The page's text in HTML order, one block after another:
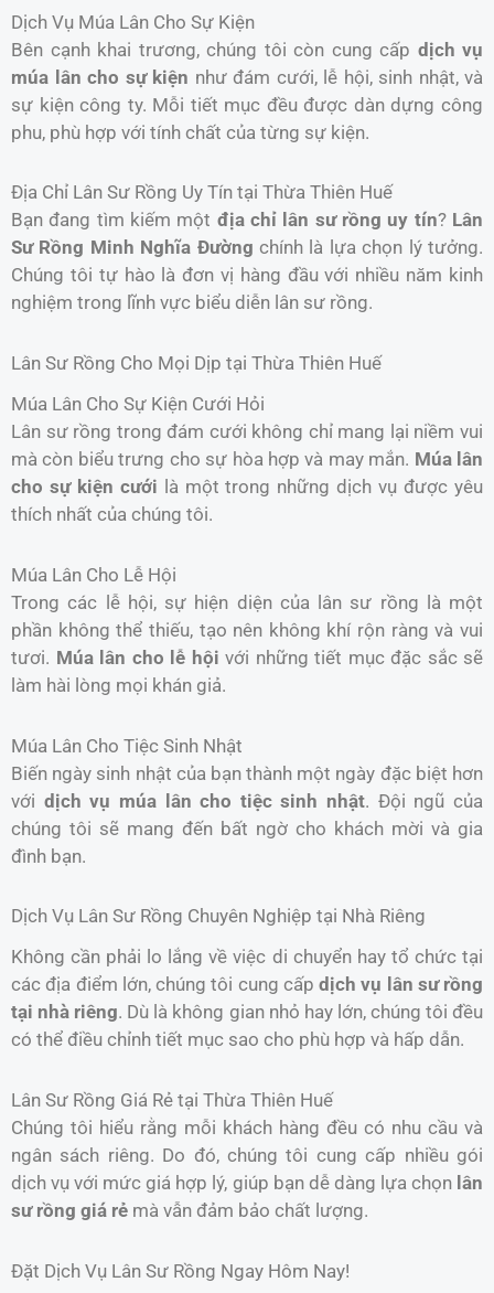
Dịch Vụ Múa Lân Cho Sự Kiện
Bên cạnh khai trương, chúng tôi còn cung cấp dịch vụ
múa lân cho sự kiện như đám cưới, lễ hội, sinh nhật, và
sự kiện công ty. Mỗi tiết mục đều được dàn dựng công
phu, phù hợp với tính chất của từng sự kiện.
Địa Chỉ Lân Sư Rồng Uy Tín tại Thừa Thiên Huế
Bạn đang tìm kiếm một địa chỉ lân sư rồng uy tín? Lân
Sư Rồng Minh Nghĩa Đường chính là lựa chọn lý tưởng.
Chúng tôi tự hào là đơn vị hàng đầu với nhiều năm kinh
nghiệm trong lĩnh vực biểu diễn lân sư rồng.
Lân Sư Rồng Cho Mọi Dịp tại Thừa Thiên Huế
Múa Lân Cho Sự Kiện Cưới Hỏi
Lân sư rồng trong đám cưới không chỉ mang lại niềm vui
mà còn biểu trưng cho sự hòa hợp và may mắn. Múa lân
cho sự kiện cưới là một trong những dịch vụ được yêu
thích nhất của chúng tôi.
Múa Lân Cho Lễ Hội
Trong các lễ hội, sự hiện diện của lân sư rồng là một
phần không thể thiếu, tạo nên không khí rộn ràng và vui
tươi. Múa lân cho lễ hội với những tiết mục đặc sắc sẽ
làm hài lòng mọi khán giả.
Múa Lân Cho Tiệc Sinh Nhật
Biến ngày sinh nhật của bạn thành một ngày đặc biệt hơn
với dịch vụ múa lân cho tiệc sinh nhật. Đội ngũ của
chúng tôi sẽ mang đến bất ngờ cho khách mời và gia
đình bạn.
Dịch Vụ Lân Sư Rồng Chuyên Nghiệp tại Nhà Riêng
Không cần phải lo lắng về việc di chuyển hay tổ chức tại
các địa điểm lớn, chúng tôi cung cấp dịch vụ lân sư rồng
tại nhà riêng. Dù là không gian nhỏ hay lớn, chúng tôi đều
có thể điều chỉnh tiết mục sao cho phù hợp và hấp dẫn.
Lân Sư Rồng Giá Rẻ tại Thừa Thiên Huế
Chúng tôi hiểu rằng mỗi khách hàng đều có nhu cầu và
ngân sách riêng. Do đó, chúng tôi cung cấp nhiều gói
dịch vụ với mức giá hợp lý, giúp bạn dễ dàng lựa chọn lân
sư rồng giá rẻ mà vẫn đảm bảo chất lượng.
Đặt Dịch Vụ Lân Sư Rồng Ngay Hôm Nay!